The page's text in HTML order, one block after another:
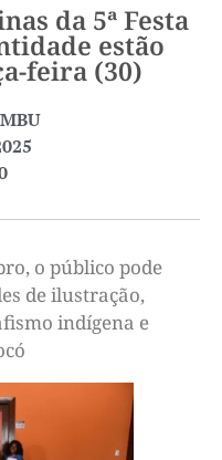
da 5ª Festa
estão
feira (30)
o público pode
de ilustração,
indígena e